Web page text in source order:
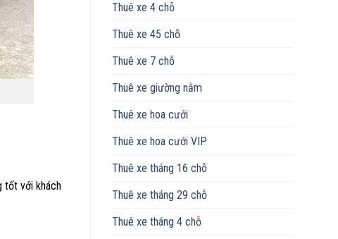
tốt với khách
Thuê xe 4 chỗ
Thuê xe 45 chỗ
Thuê xe 7 chỗ
Thuê xe giường nằm
Thuê xe hoa cưới
Thuê xe hoa cưới VIP
Thuê xe tháng 16 chỗ
Thuê xe tháng 29 chỗ
Thuê xe tháng 4 chỗ